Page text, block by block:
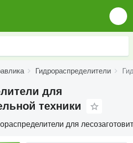
Гидрораспределители
для
техники
для